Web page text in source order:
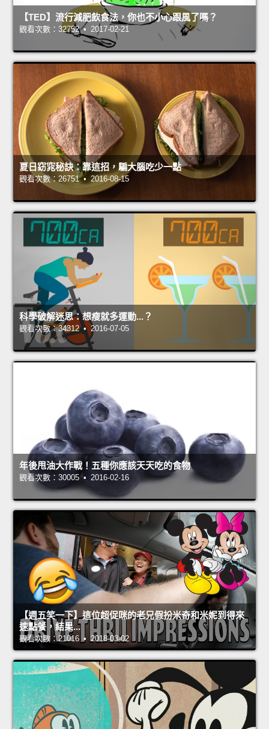
【TED】流行減肥飲食法，你也不小心跟風了嗎？
觀看次數：32752 • 2017-02-21
夏日窈窕秘訣：靠這招，騙大腦吃少一點
觀看次數：26751 • 2016-08-15
科學破解迷思：想瘦就多運動...？
觀看次數：34312 • 2016-07-05
年後甩油大作戰！五種你應該天天吃的食物
觀看次數：30005 • 2016-02-16
【週五笑一下】這位超促咪的老兄假扮米奇和米妮到得來
速點餐，結果...
觀看次數：21016 • 2018-03-02